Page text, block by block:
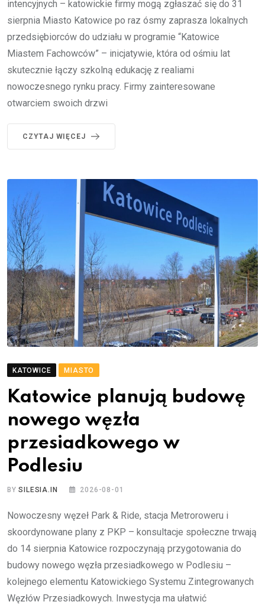
intencyjnych – katowickie firmy mogą zgłaszać się do 31
sierpnia Miasto Katowice po raz ósmy zaprasza lokalnych
przedsiębiorców do udziału w programie “Katowice
Miastem Fachowców” – inicjatywie, która od ośmiu lat
skutecznie łączy szkolną edukację z realiami
nowoczesnego rynku pracy. Firmy zainteresowane
otwarciem swoich drzwi
CZYTAJ WIĘCEJ
KATOWICE MIASTO
Katowice planują budowę
nowego węzła
przesiadkowego w
Podlesiu
BYSILESIA.IN 2026-08-01
Nowoczesny węzeł Park & Ride, stacja Metroroweru i
skoordynowane plany z PKP – konsultacje społeczne trwają
do 14 sierpnia Katowice rozpoczynają przygotowania do
budowy nowego węzła przesiadkowego w Podlesiu –
kolejnego elementu Katowickiego Systemu Zintegrowanych
Węzłów Przesiadkowych. Inwestycja ma ułatwić